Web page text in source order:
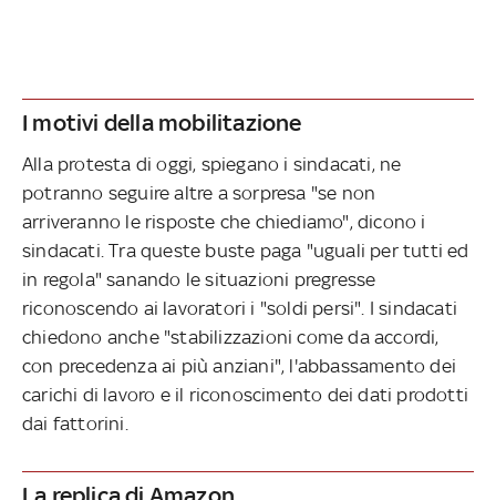
I motivi della mobilitazione
Alla protesta di oggi, spiegano i sindacati, ne
potranno seguire altre a sorpresa "se non
arriveranno le risposte che chiediamo", dicono i
sindacati. Tra queste buste paga "uguali per tutti ed
in regola" sanando le situazioni pregresse
riconoscendo ai lavoratori i "soldi persi". I sindacati
chiedono anche "stabilizzazioni come da accordi,
con precedenza ai più anziani", l'abbassamento dei
carichi di lavoro e il riconoscimento dei dati prodotti
dai fattorini.